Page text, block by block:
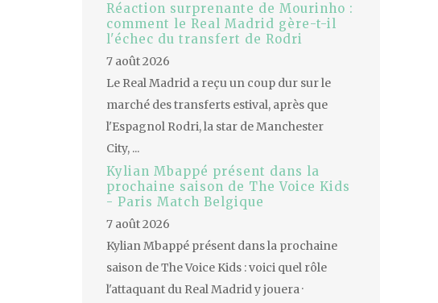
Réaction surprenante de Mourinho :
comment le Real Madrid gère-t-il
l'échec du transfert de Rodri
7 août 2026
Le Real Madrid a reçu un coup dur sur le
marché des transferts estival, après que
l'Espagnol Rodri, la star de Manchester
City, ...
Kylian Mbappé présent dans la
prochaine saison de The Voice Kids
- Paris Match Belgique
7 août 2026
Kylian Mbappé présent dans la prochaine
saison de The Voice Kids : voici quel rôle
l'attaquant du Real Madrid y jouera ·